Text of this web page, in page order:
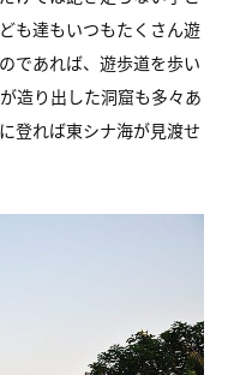
も達もいつもたくさん遊
であれば、遊歩道を歩い
造り出した洞窟も多々あ
登れば東シナ海が見渡せ